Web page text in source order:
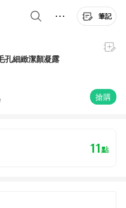
筆記
孔細緻潔顏凝露
搶購
11點